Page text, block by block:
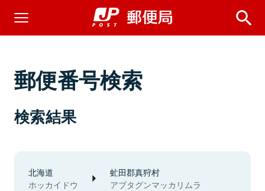
郵便番号検索
検索結果
北海道
ホッカイドウ
虻田郡真狩村
アブタグンマッカリムラ